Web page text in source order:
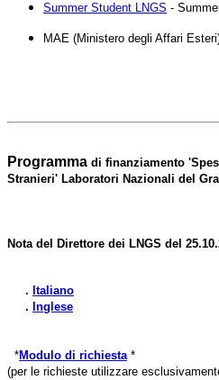
Summer Student LNGS -
MAE (Ministero degli Affari
Programma di finanziamento
Stranieri' Laboratori Nazionali del
Nota del Direttore dei LNGS del
. Italiano
. Inglese
*Modulo di richiesta*
(per le richieste utilizzare